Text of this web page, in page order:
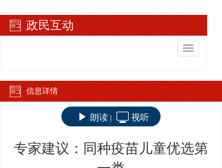
政民互动
切
换
航
信息详情
朗读 | 视听
专家建议：同种疫苗儿童优选第